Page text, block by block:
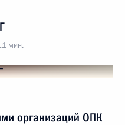
мин.
организаций ОПК